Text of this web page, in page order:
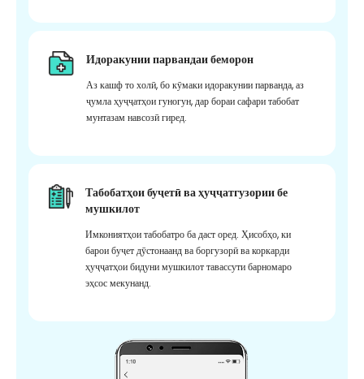
Идоракунии парвандаи беморон
Аз кашф то холӣ, бо кӯмаки идоракунии парванда, аз
ҷумла ҳуҷҷатҳои гуногун, дар бораи сафари табобат
мунтазам навсозӣ гиред.
Табобатҳои буҷетӣ ва ҳуҷҷатгузории бе
мушкилот
Имкониятҳои табобатро ба даст оред. Ҳисобҳо, ки
барои буҷет дӯстонаанд ва боргузорӣ ва коркарди
ҳуҷҷатҳои бидуни мушкилот тавассути барномаро
эҳсос мекунанд.